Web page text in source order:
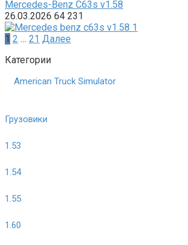
Mercedes-Benz C63s v1.58
26.03.2026 64 231
Пагинация
1 2 … 21 Далее
Категории
American Truck Simulator
Грузовики
1.53
1.54
1.55
1.60